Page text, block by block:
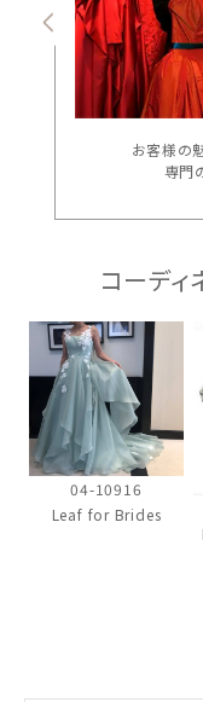
お客様の
専門
コーディ
04-10916
Leaf for Brides